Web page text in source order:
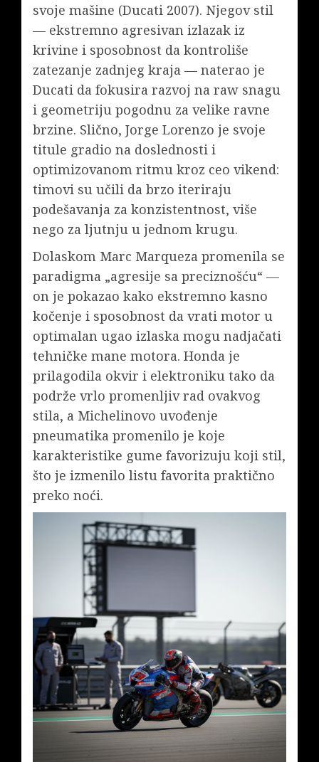
svoje mašine (Ducati 2007). Njegov stil
— ekstremno agresivan izlazak iz
krivine i sposobnost da kontroliše
zatezanje zadnjeg kraja — naterao je
Ducati da fokusira razvoj na raw snagu
i geometriju pogodnu za velike ravne
brzine. Slično, Jorge Lorenzo je svoje
titule gradio na doslednosti i
optimizovanom ritmu kroz ceo vikend:
timovi su učili da brzo iteriraju
podešavanja za konzistentnost, više
nego za ljutnju u jednom krugu.
Dolaskom Marc Marqueza promenila se
paradigma „agresije sa preciznošću“ —
on je pokazao kako ekstremno kasno
kočenje i sposobnost da vrati motor u
optimalan ugao izlaska mogu nadjačati
tehničke mane motora. Honda je
prilagodila okvir i elektroniku tako da
podrže vrlo promenljiv rad ovakvog
stila, a Michelinovo uvođenje
pneumatika promenilo je koje
karakteristike gume favorizuju koji stil,
što je izmenilo listu favorita praktično
preko noći.